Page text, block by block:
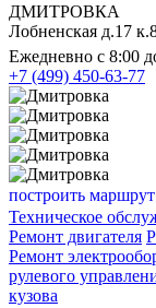
ДМИТРОВКА
Лобненская д.17
Ежедневно с 8:00
+7 (499) 450-63-77
построить маршрут
Техническое
Ремонт двигателя
Ремонт
рулевого
кузова